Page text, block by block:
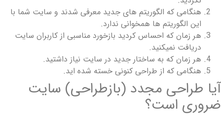
هنگامی که الگوریتم های جدید معرفی شدند و سایت شما با
این الگوریتم ها همخوانی ندارد.
هر زمان که احساس کردید بازخورد مناسبی از کاربران سایت
دریافت نمیکنید.
هر زمان که به ساختار جدید در سایت نیاز داشتید.
هنگامی که از طراحی کنونی خسته شده اید.
آیا طراحی مجدد (بازطراحی) سایت
ضروری است؟